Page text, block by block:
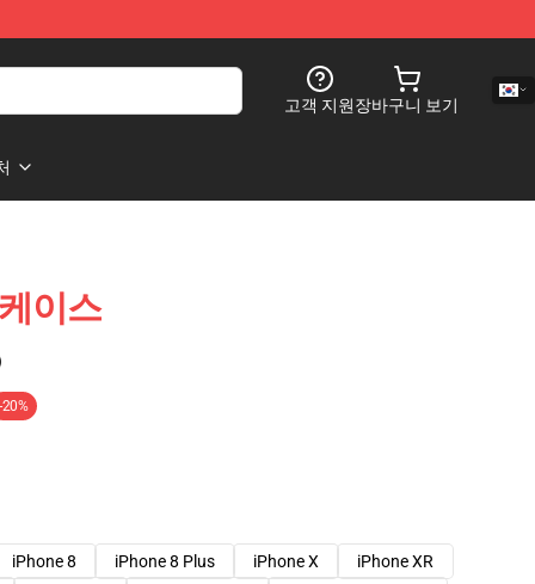
고객 지원장바구니 보기
이스
-20%
iPhone 8 iPhone 8 Plus iPhone X
iPhone XR